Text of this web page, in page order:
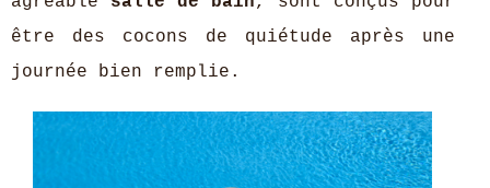
être des cocons de quiétude après une
journée bien remplie.